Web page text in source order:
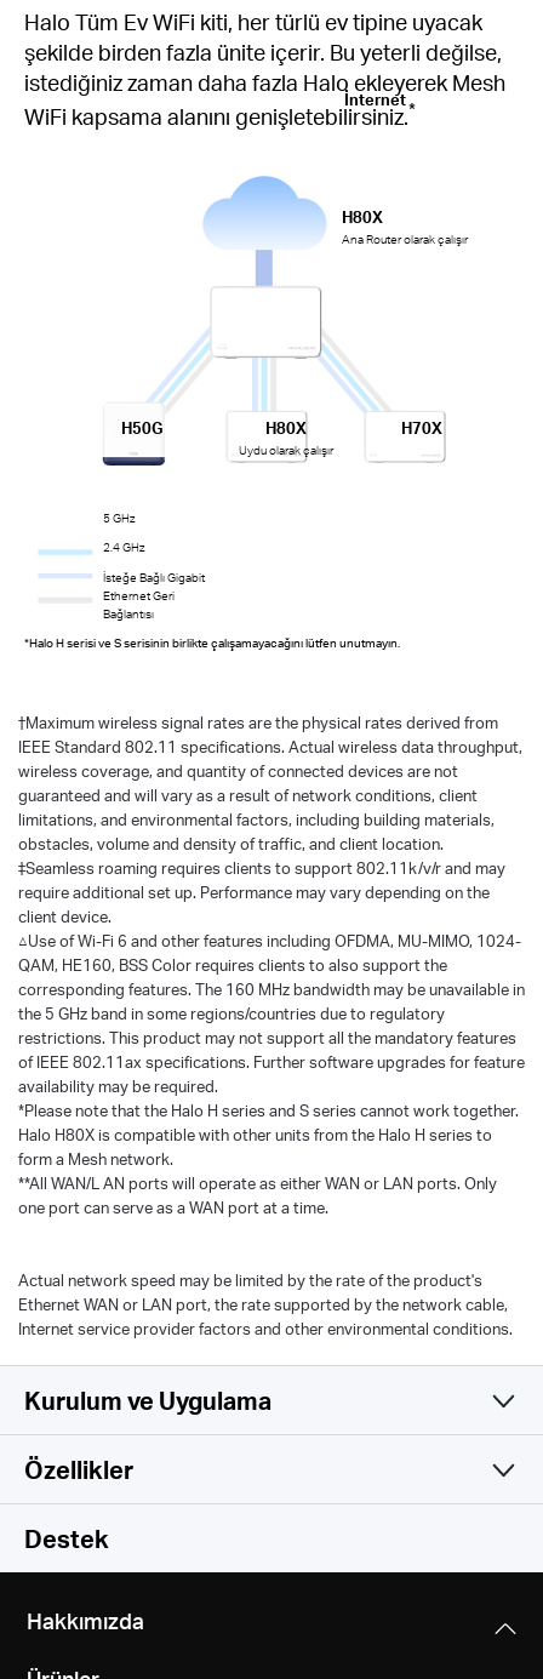
Halo Tüm Ev WiFi kiti, her türlü ev tipine uyacak
şekilde birden fazla ünite içerir. Bu yeterli değilse,
istediğiniz zaman daha fazla Halo ekleyerek Mesh
WiFi kapsama alanını genişletebilirsiniz. *
*Halo H serisi ve S serisinin birlikte çalışamayacağını lütfen unutmayın.
İnternet
H80X
Ana Router olarak çalışır
H80X
Uydu olarak çalışır
H70X
H50G
5 GHz
2.4 GHz
İsteğe Bağlı Gigabit
Ethernet Geri
Bağlantısı
†Maximum wireless signal rates are the physical rates derived from
IEEE Standard 802.11 specifications. Actual wireless data throughput,
wireless coverage, and quantity of connected devices are not
guaranteed and will vary as a result of network conditions, client
limitations, and environmental factors, including building materials,
obstacles, volume and density of traffic, and client location.
‡Seamless roaming requires clients to support 802.11k/v/r and may
require additional set up. Performance may vary depending on the
client device.
△Use of Wi-Fi 6 and other features including OFDMA, MU-MIMO, 1024-
QAM, HE160, BSS Color requires clients to also support the
corresponding features. The 160 MHz bandwidth may be unavailable in
the 5 GHz band in some regions/countries due to regulatory
restrictions. This product may not support all the mandatory features
of IEEE 802.11ax specifications. Further software upgrades for feature
availability may be required.
*Please note that the Halo H series and S series cannot work together.
Halo H80X is compatible with other units from the Halo H series to
form a Mesh network.
**All WAN/L AN ports will operate as either WAN or LAN ports. Only
one port can serve as a WAN port at a time.
Actual network speed may be limited by the rate of the product's
Ethernet WAN or LAN port, the rate supported by the network cable,
Internet service provider factors and other environmental conditions.
Kurulum ve Uygulama
Basit ve İşlevsel
Özellikler
Wireless
Wi-Fi 6
Destek
Hakkımızda